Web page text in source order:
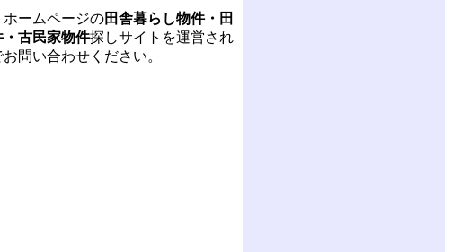
ームページの田舎暮らし物件・田
・古民家物件探しサイトを運営され
問い合わせください。